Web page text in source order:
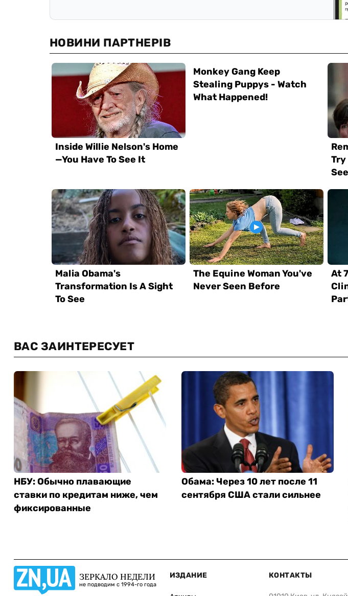
ВАС ЗАИНТЕРЕСУЕТ
НБУ: Обычно плавающие
ставки по кредитам ниже, чем
фиксированные
Обама: Через 10 лет после 11
сентября США стали сильнее
ЗЕРКАЛО НЕДЕЛИ
не подводим с 1994-го года
ИЗДАНИЕ КОНТАКТЫ